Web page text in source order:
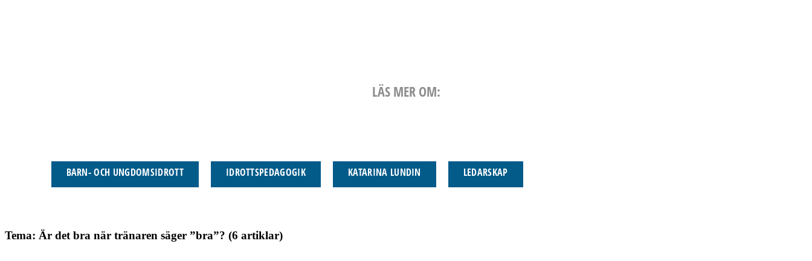
LÄS MER OM:
BARN- OCH UNGDOMSIDROTT IDROTTSPEDAGOGIK KATARINA LUNDIN LEDARSKAP
Tema: Är det bra när tränaren säger ”bra”? (6 artiklar)